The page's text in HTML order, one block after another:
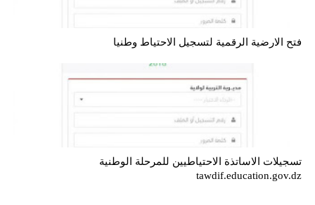
فتح الارضية الرقمية لتسجيل الاحتياط وطنيا
تسجيلات الاساتذة الاحتياطيين للمرحلة الوطنية
tawdif.education.gov.dz